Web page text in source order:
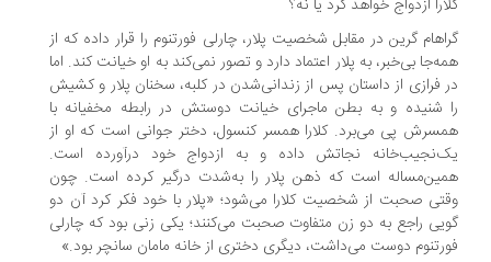
ازدواج خواهد کرد یا نه؟
گرین در مقابل شخصیت پلار، چارلی فورتنوم را قرار داده که از
بی‌خبر، به پلار اعتماد دارد و تصور نمی‌کند به او خیانت کند. اما
فرازی از داستان پس از زندانی‌شدن در کلبه، سخنان پلار و کشیش
شنیده و به بطن ماجرای خیانت دوستش در رابطه مخفیانه با
پی می‌برد. کلارا همسر کنسول، دختر جوانی است که او از
نجاتش داده و به ازدواج خود درآورده است.
است که ذهن پلار را به‌شدت درگیر کرده است. چون
صحبت از شخصیت کلارا می‌شود؛ «پلار با خود فکر کرد آن دو
راجع به دو زن متفاوت صحبت می‌کنند؛ یکی زنی بود که چارلی
دوست می‌داشت، دیگری دختری از خانه مامان سانچر بود.»